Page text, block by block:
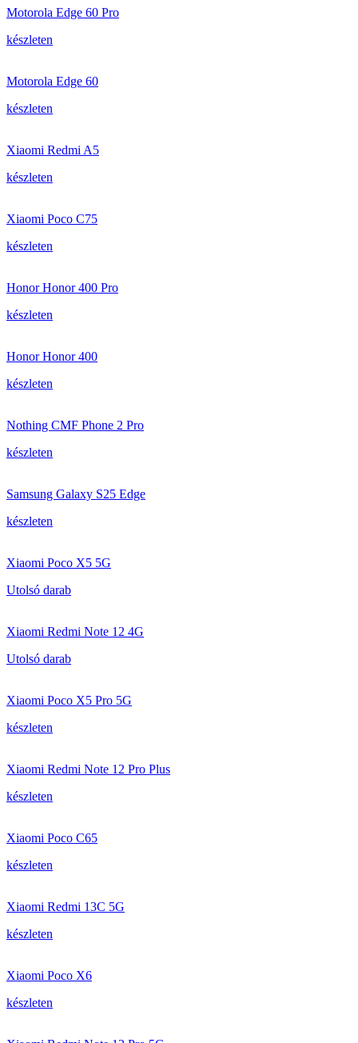
Motorola Edge 60 Pro
készleten
Motorola Edge 60
készleten
Xiaomi Redmi A5
készleten
Xiaomi Poco C75
készleten
Honor Honor 400 Pro
készleten
Honor Honor 400
készleten
Nothing CMF Phone 2 Pro
készleten
Samsung Galaxy S25 Edge
készleten
Xiaomi Poco X5 5G
Utolsó darab
Xiaomi Redmi Note 12 4G
Utolsó darab
Xiaomi Poco X5 Pro 5G
készleten
Xiaomi Redmi Note 12 Pro Plus
készleten
Xiaomi Poco C65
készleten
Xiaomi Redmi 13C 5G
készleten
Xiaomi Poco X6
készleten